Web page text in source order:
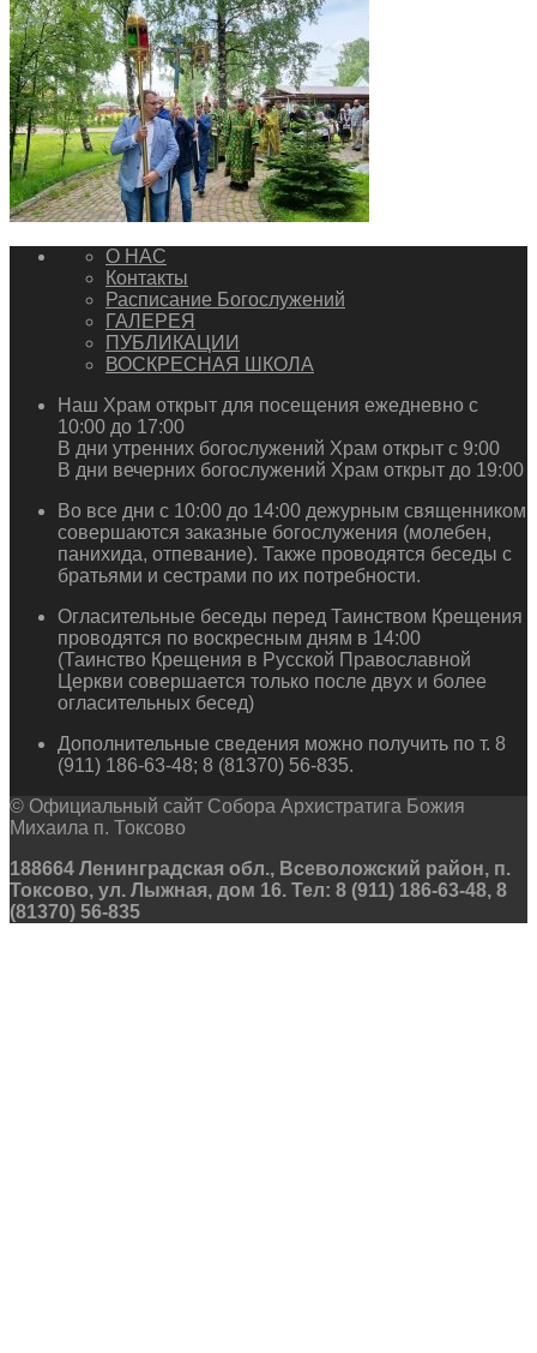
О НАС
Контакты
Расписание Богослужений
ГАЛЕРЕЯ
ПУБЛИКАЦИИ
ВОСКРЕСНАЯ ШКОЛА
Наш Храм открыт для посещения ежедневно с
10:00 до 17:00
В дни утренних богослужений Храм открыт с 9:00
В дни вечерних богослужений Храм открыт до 19:00
Во все дни с 10:00 до 14:00 дежурным священником
совершаются заказные богослужения (молебен,
панихида, отпевание). Также проводятся беседы с
братьями и сестрами по их потребности.
Огласительные беседы перед Таинством Крещения
проводятся по воскресным дням в 14:00
(Таинство Крещения в Русской Православной
Церкви совершается только после двух и более
огласительных бесед)
Дополнительные сведения можно получить по т. 8
(911) 186-63-48; 8 (81370) 56-835.
© Официальный сайт Собора Архистратига Божия
Михаила п. Токсово
188664 Ленинградская обл., Всеволожский район, п.
Токсово, ул. Лыжная, дом 16. Тел: 8 (911) 186-63-48, 8
(81370) 56-835